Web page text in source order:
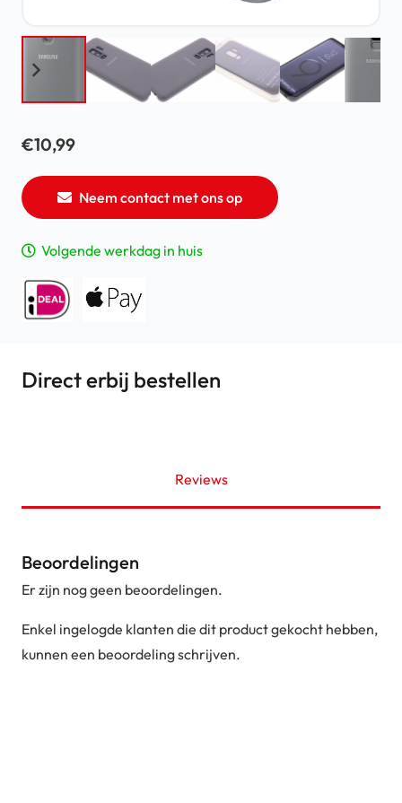
€10,99
Neem contact met ons op
Volgende werkdag in huis
Direct erbij bestellen
Reviews
Beoordelingen
Er zijn nog geen beoordelingen.
Enkel ingelogde klanten die dit product gekocht hebben,
kunnen een beoordeling schrijven.